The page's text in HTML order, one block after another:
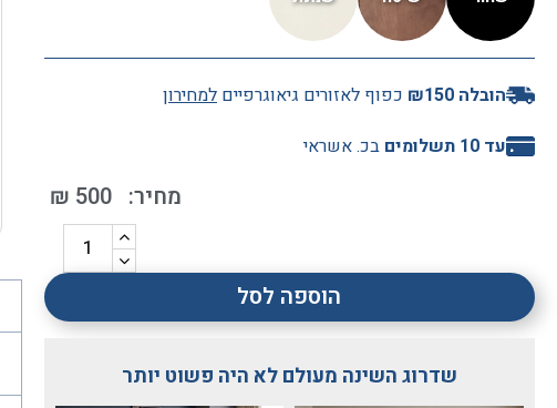
הובלה ₪150 כפוף לאזורים גיאוגרפיים למחירון
עד 10 תשלומים
בכ. אשראי
₪ 500
הוספה לסל
שדרוג השינה מעולם לא היה פשוט יותר